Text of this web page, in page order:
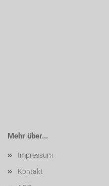
Mehr über...
Impressum
Kontakt